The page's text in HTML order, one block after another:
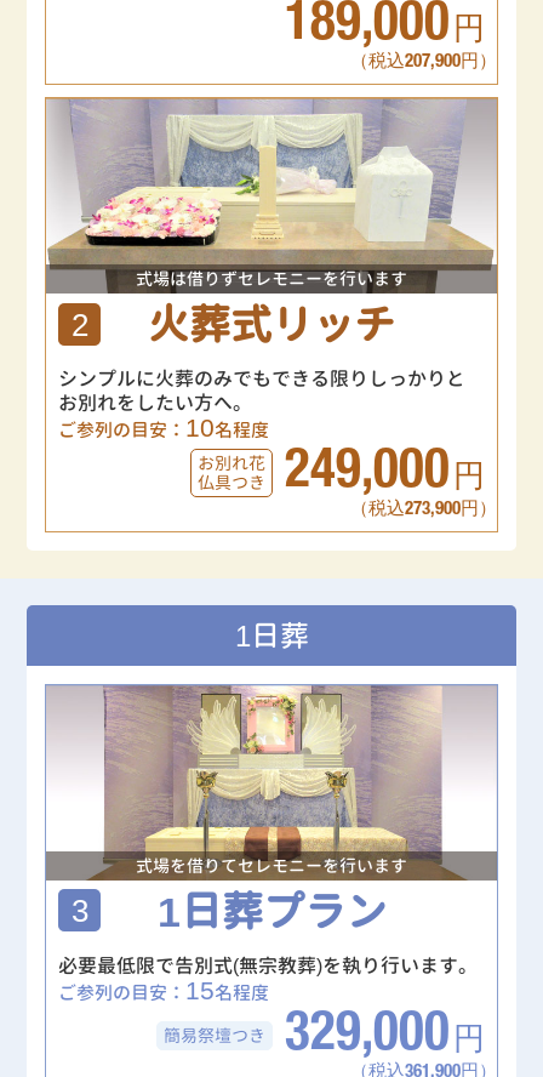
189,000 円
（税込207,900円）
式場は借りずセレモニーを行います
2 火葬式リッチ
シンプルに火葬のみでもできる限りしっかりと
お別れをしたい方へ。
ご参列の目安： 10名程度
お別れ花
仏具つき
249,000 円
（税込273,900円）
1日葬
式場を借りてセレモニーを行います
3 1日葬プラン
必要最低限で告別式(無宗教葬)を執り行います。
ご参列の目安： 15名程度
簡易祭壇つき 329,000 円
（税込361,900円）